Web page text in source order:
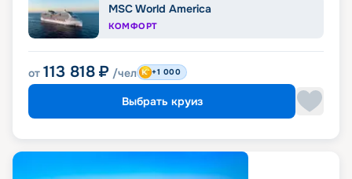
MSC World America
КОМФОРТ
от 113 818 ₽ /чел +1 000
Выбрать круиз